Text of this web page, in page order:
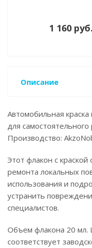
1 160 руб.
Описание
Автомобильная
для
Производство:
Этот флакон с краской
ремонта локальных
использования и
устранить
специалистов.
Объем флакона 20 мл.
соответствует